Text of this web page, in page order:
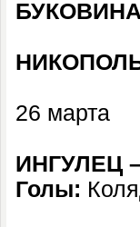
26 марта
ИНГУЛЕЦ
Голы: